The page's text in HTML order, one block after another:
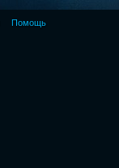
Помощь